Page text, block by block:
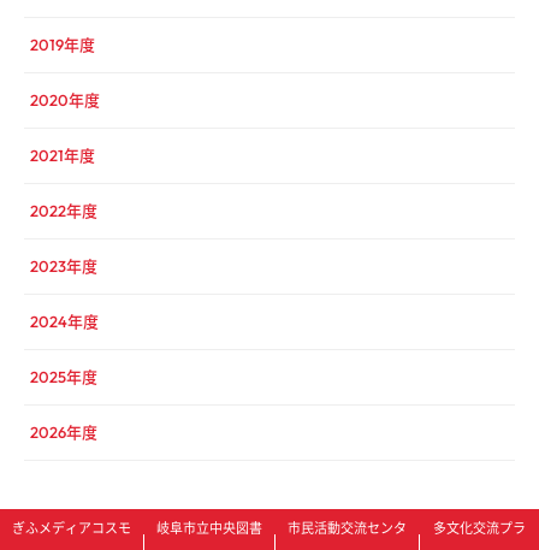
2019年度
2020年度
2021年度
2022年度
2023年度
2024年度
2025年度
2026年度
ぎふメディアコスモ
岐阜市立中央図書
市民活動交流センタ
多文化交流プラ